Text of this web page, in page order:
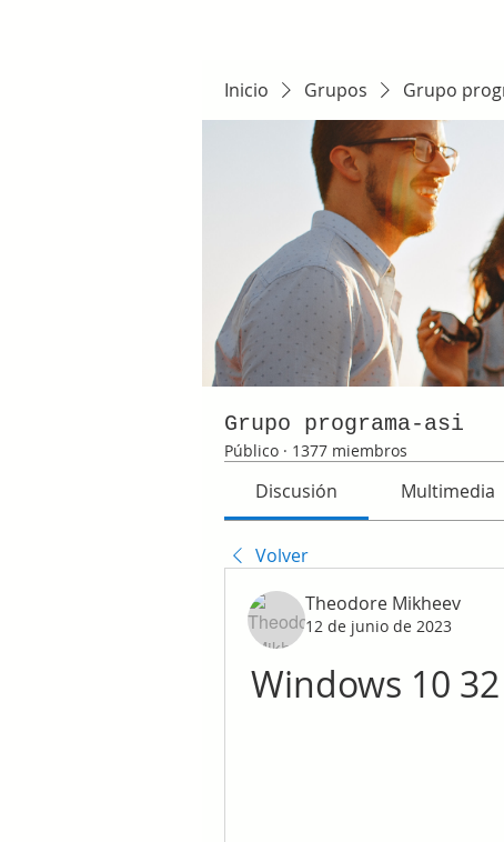
Inicio Grupos Grupo
Grupo programa-asi
Público · 1377 miembros
Discusión Multimedia
Volver
Theodore Mikheev
12 de junio de 2023
Windows 10